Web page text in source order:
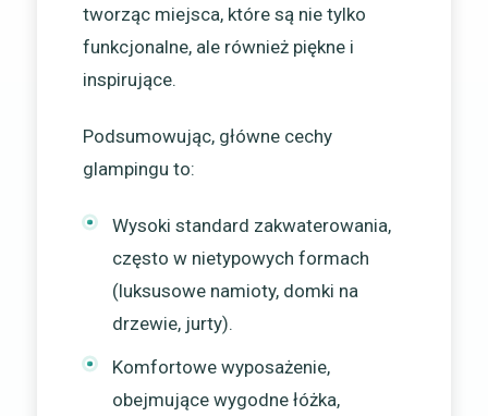
tworząc miejsca, które są nie tylko
funkcjonalne, ale również piękne i
inspirujące.
Podsumowując, główne cechy
glampingu to:
Wysoki standard zakwaterowania,
często w nietypowych formach
(luksusowe namioty, domki na
drzewie, jurty).
Komfortowe wyposażenie,
obejmujące wygodne łóżka,